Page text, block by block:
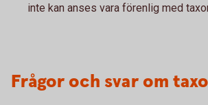
inte kan anses vara förenlig med
Frågor och svar om